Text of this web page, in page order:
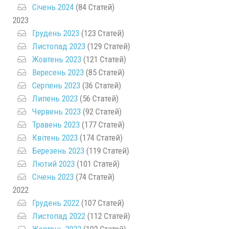
Січень 2024 (84 Статей)
2023
Грудень 2023 (123 Статей)
Листопад 2023 (129 Статей)
Жовтень 2023 (121 Статей)
Вересень 2023 (85 Статей)
Серпень 2023 (36 Статей)
Липень 2023 (56 Статей)
Червень 2023 (92 Статей)
Травень 2023 (177 Статей)
Квітень 2023 (174 Статей)
Березень 2023 (119 Статей)
Лютий 2023 (101 Статей)
Січень 2023 (74 Статей)
2022
Грудень 2022 (107 Статей)
Листопад 2022 (112 Статей)